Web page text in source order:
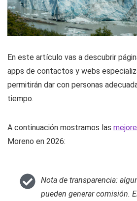
En este artículo vas a descubrir
apps de contactos y webs
permitirán dar con personas
tiempo.
A continuación mostramos las
Moreno en 2026:
Nota de transparencia:
pueden generar comisión.